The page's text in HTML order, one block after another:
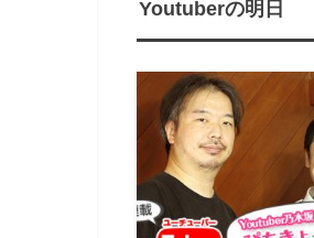
Youtuberの明日